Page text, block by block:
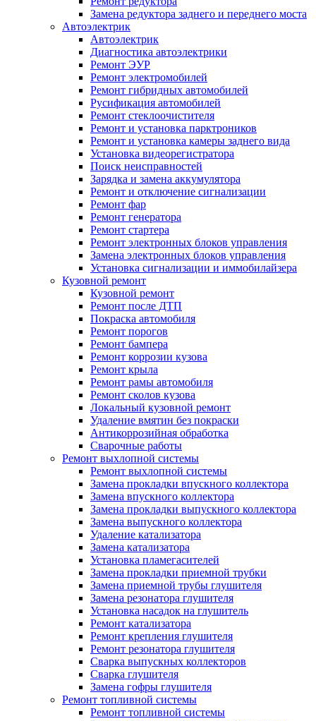
Замена редуктора заднего и переднего моста
Автоэлектрик
Автоэлектрик
Диагностика автоэлектрики
Ремонт ЭУР
Ремонт электромобилей
Ремонт гибридных автомобилей
Русификация автомобилей
Ремонт стеклоочистителя
Ремонт и установка парктроников
Ремонт и установка камеры заднего вида
Установка видеорегистратора
Поиск неисправностей
Зарядка и замена аккумулятора
Ремонт и отключение сигнализации
Ремонт фар
Ремонт генератора
Ремонт стартера
Ремонт электронных блоков управления
Замена электронных блоков управления
Установка сигнализации и иммобилайзера
Кузовной ремонт
Кузовной ремонт
Ремонт после ДТП
Покраска автомобиля
Ремонт порогов
Ремонт бампера
Ремонт коррозии кузова
Ремонт крыла
Ремонт рамы автомобиля
Ремонт сколов кузова
Локальный кузовной ремонт
Удаление вмятин без покраски
Антикоррозийная обработка
Сварочные работы
Ремонт выхлопной системы
Ремонт выхлопной системы
Замена прокладки впускного коллектора
Замена впускного коллектора
Замена прокладки выпускного коллектора
Замена выпускного коллектора
Удаление катализатора
Замена катализатора
Установка пламегасителей
Замена прокладки приемной трубки
Замена приемной трубы глушителя
Замена резонатора глушителя
Установка насадок на глушитель
Ремонт катализатора
Ремонт крепления глушителя
Ремонт резонатора глушителя
Сварка выпускных коллекторов
Сварка глушителя
Замена гофры глушителя
Ремонт топливной системы
Ремонт топливной системы